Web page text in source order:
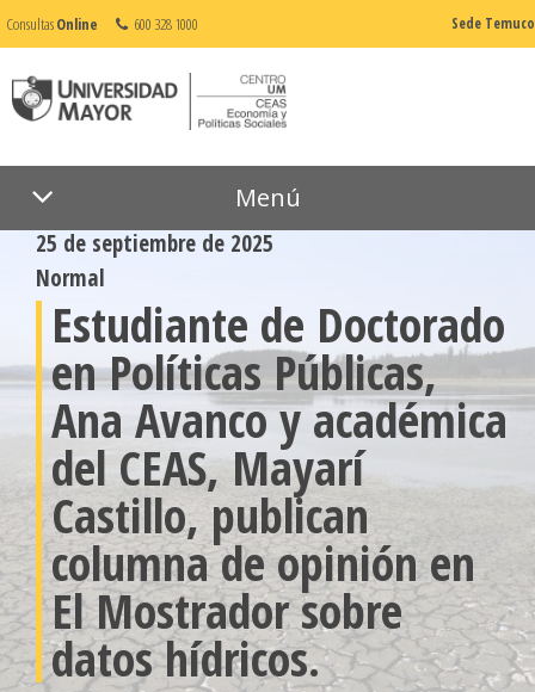
ConsultasOnline 600 328 1000 Sede Temuco
Menú
25 de septiembre de 2025
Normal
Estudiante de Doctorado
en Políticas Públicas,
Ana Avanco y académica
del CEAS, Mayarí
Castillo, publican
columna de opinión en
El Mostrador sobre
datos hídricos.